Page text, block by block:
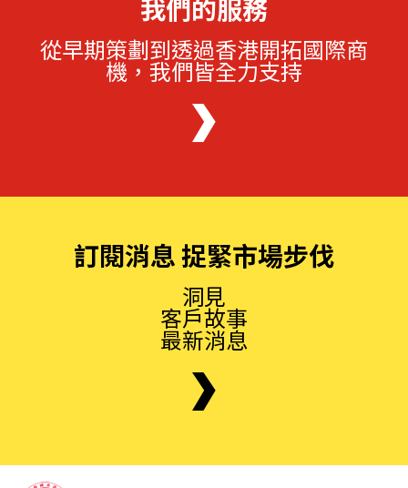
我們的服務
從早期策劃到透過香港開拓國際商
機，我們皆全力支持
訂閱消息 捉緊市場步伐
洞見
客戶故事
最新消息